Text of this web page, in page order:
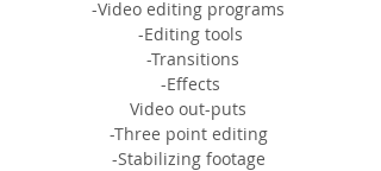
-Video editing programs
-Editing tools
-Transitions
-Effects
Video out-puts
-Three point editing
-Stabilizing footage